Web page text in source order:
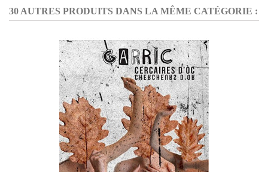
30 AUTRES PRODUITS DANS LA MÊME CATÉGORIE :